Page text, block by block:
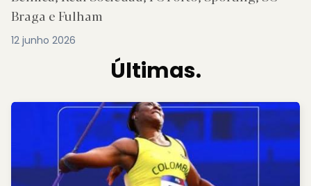
Braga e Fulham
12 junho 2026
Últimas.